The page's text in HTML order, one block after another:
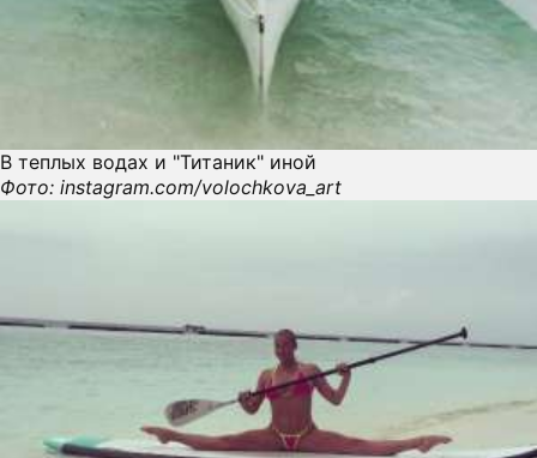
В теплых водах и "Титаник" иной
Фото: instagram.com/volochkova_art